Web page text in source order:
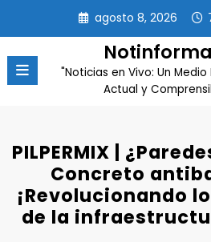
contenido
agosto 8, 2026
"Noticias en Vivo: Un
Actual y
PILPERMIX |
Concreto
¡Revolucionando
de la